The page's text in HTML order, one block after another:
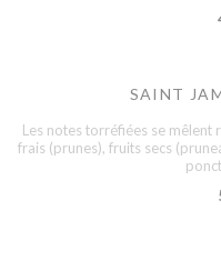
SAINT
Les notes torréfiées se mêlent
frais (prunes), fruits secs